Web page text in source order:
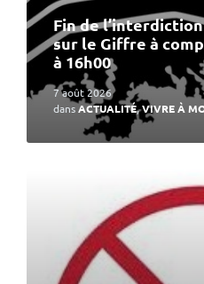
Fin de
sur le Giffre à
à 16h00
7 août 2026
dansACTUALITÉ,VIVRE À